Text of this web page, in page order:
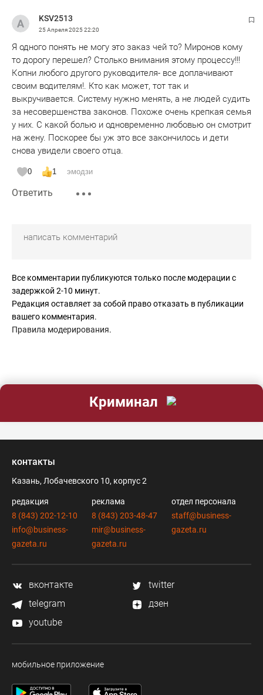
KSV2513
25 Апреля 202522:20
Я одного понять не могу это заказ чей то? Миронов кому
то дорогу перешел? Столько внимания этому процессу!!!
Копни любого другого руководителя- все доплачивают
своим водителям!. Кто как может, тот так и
выкручивается. Систему нужно менять, а не людей судить
за несовершенства законов. Похоже очень крепкая семья
у них. С какой болью и одновременно любовью он смотрит
на жену. Поскорее бы уж это все закончилось и дети
снова увидели своего отца.
0 1 эмодзи
Ответить
Все комментарии публикуются только после модерации с
задержкой 2-10 минут.
Редакция оставляет за собой право отказать в публикации
вашего комментария.
Правила модерирования.
Криминал
контакты
Казань, Лобачевского 10, корпус 2
редакция
8 (843) 202-12-10
info@business-
gazeta.ru
реклама
8 (843) 203-48-47
mir@business-
gazeta.ru
отдел персонала
staff@business-
gazeta.ru
вконтакте
twitter
telegram
дзен
youtube
мобильное приложение